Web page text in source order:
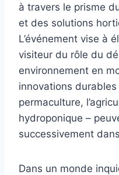
à travers le prisme
et des solutions
L’événement vise à
visiteur du rôle du
environnement en
innovations
permaculture,
hydroponique –
successivement
Dans un monde